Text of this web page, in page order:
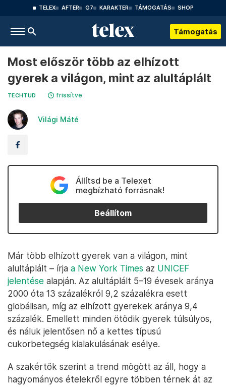
TELEX AFTER G7 KARAKTER TÁMOGATÁS SHOP
Támogatás
Most először több az elhízott
gyerek a világon, mint az alultáplált
TECHTUD frissítve
Világi Máté
Állítsd be a Telexet
megbízható forrásnak!
Beállítom
Már több elhízott gyerek van a világon, mint
alultáplált – írja a New York Times az UNICEF
jelentése alapján. Az alultáplált 5–19 évesek aránya
2000 óta 13 százalékról 9,2 százalékra esett
globálisan, míg az elhízott gyerekek aránya 9,4
százalék. Emellett minden ötödik gyerek túlsúlyos,
és náluk jelentősen nő a kettes típusú
cukorbetegség kialakulásának esélye.
A szakértők szerint a trend mögött az áll, hogy a
hagyományos ételekről egyre többen térnek át az